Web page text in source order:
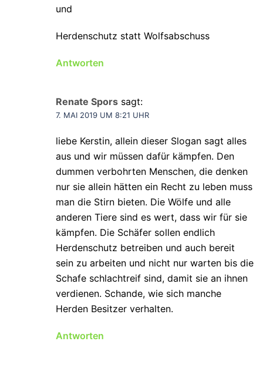
und
Herdenschutz statt Wolfsabschuss
Antworten
Renate Spors sagt:
7. MAI 2019 UM 8:21 UHR
liebe Kerstin, allein dieser Slogan sagt alles
aus und wir müssen dafür kämpfen. Den
dummen verbohrten Menschen, die denken
nur sie allein hätten ein Recht zu leben muss
man die Stirn bieten. Die Wölfe und alle
anderen Tiere sind es wert, dass wir für sie
kämpfen. Die Schäfer sollen endlich
Herdenschutz betreiben und auch bereit
sein zu arbeiten und nicht nur warten bis die
Schafe schlachtreif sind, damit sie an ihnen
verdienen. Schande, wie sich manche
Herden Besitzer verhalten.
Antworten